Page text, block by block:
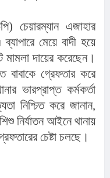
চেয়ারম্যান এজাহার
মেয়ে বাদী হয়ে
দায়ের করেছেন।
গ্রেফতার করে
ভারপ্রাপ্ত কর্মকর্তা
নিশ্চিত করে জানান,
নির্যাতন আইনে থানায়
চেষ্টা চলছে।